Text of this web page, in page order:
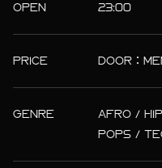
OPEN 23:00
PRICE DOOR：
GENRE
AFRO /
POPS /